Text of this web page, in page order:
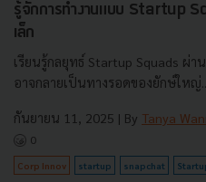
รู้จักการทำงานแบบ Startup
เล็ก
เรียนรู้กลยุทธ์ Startup Squads ผ่า
อาจกลายเป็นทางรอดของยักษ์ใหญ่
กันยายน 11, 2025 | By Tanya
0
Corp Innov startup snapchat